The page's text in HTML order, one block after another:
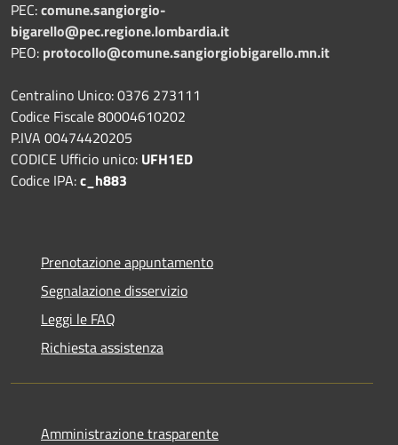
PEC:comune.sangiorgio-
bigarello@pec.regione.lombardia.it
PEO: protocollo@comune.sangiorgiobigarello.mn.it
Centralino Unico: 0376 273111
Codice Fiscale 80004610202
P.IVA 00474420205
CODICE Ufficio unico: UFH1ED
Codice IPA:c_h883
Prenotazione appuntamento
Segnalazione disservizio
Leggi le FAQ
Richiesta assistenza
Amministrazione trasparente